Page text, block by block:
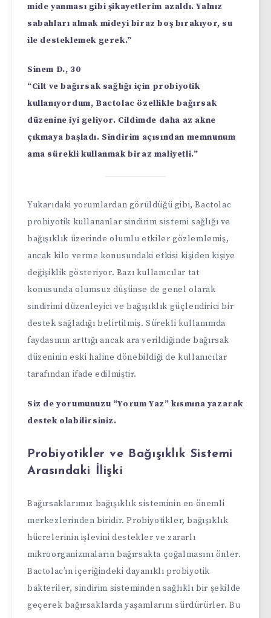
mide yanması gibi şikayetlerim azaldı. Yalnız
sabahları almak mideyi biraz boş bırakıyor, su
ile desteklemek gerek.”
Sinem D., 30
“Cilt ve bağırsak sağlığı için probiyotik
kullanıyordum, Bactolac özellikle bağırsak
düzenine iyi geliyor. Cildimde daha az akne
çıkmaya başladı. Sindirim açısından memnunum
ama sürekli kullanmak biraz maliyetli.”
Yukarıdaki yorumlardan görüldüğü gibi, Bactolac
probiyotik kullananlar sindirim sistemi sağlığı ve
bağışıklık üzerinde olumlu etkiler gözlemlemiş,
ancak kilo verme konusundaki etkisi kişiden kişiye
değişiklik gösteriyor. Bazı kullanıcılar tat
konusunda olumsuz düşünse de genel olarak
sindirimi düzenleyici ve bağışıklık güçlendirici bir
destek sağladığı belirtilmiş. Sürekli kullanımda
faydasının arttığı ancak ara verildiğinde bağırsak
düzeninin eski haline dönebildiği de kullanıcılar
tarafından ifade edilmiştir.
Siz de yorumunuzu “Yorum Yaz” kısmına yazarak
destek olabilirsiniz.
Probiyotikler ve Bağışıklık Sistemi
Arasındaki İlişki
Bağırsaklarımız bağışıklık sisteminin en önemli
merkezlerinden biridir. Probiyotikler, bağışıklık
hücrelerinin işlevini destekler ve zararlı
mikroorganizmaların bağırsakta çoğalmasını önler.
Bactolac’ın içeriğindeki dayanıklı probiyotik
bakteriler, sindirim sisteminden sağlıklı bir şekilde
geçerek bağırsaklarda yaşamlarını sürdürürler. Bu